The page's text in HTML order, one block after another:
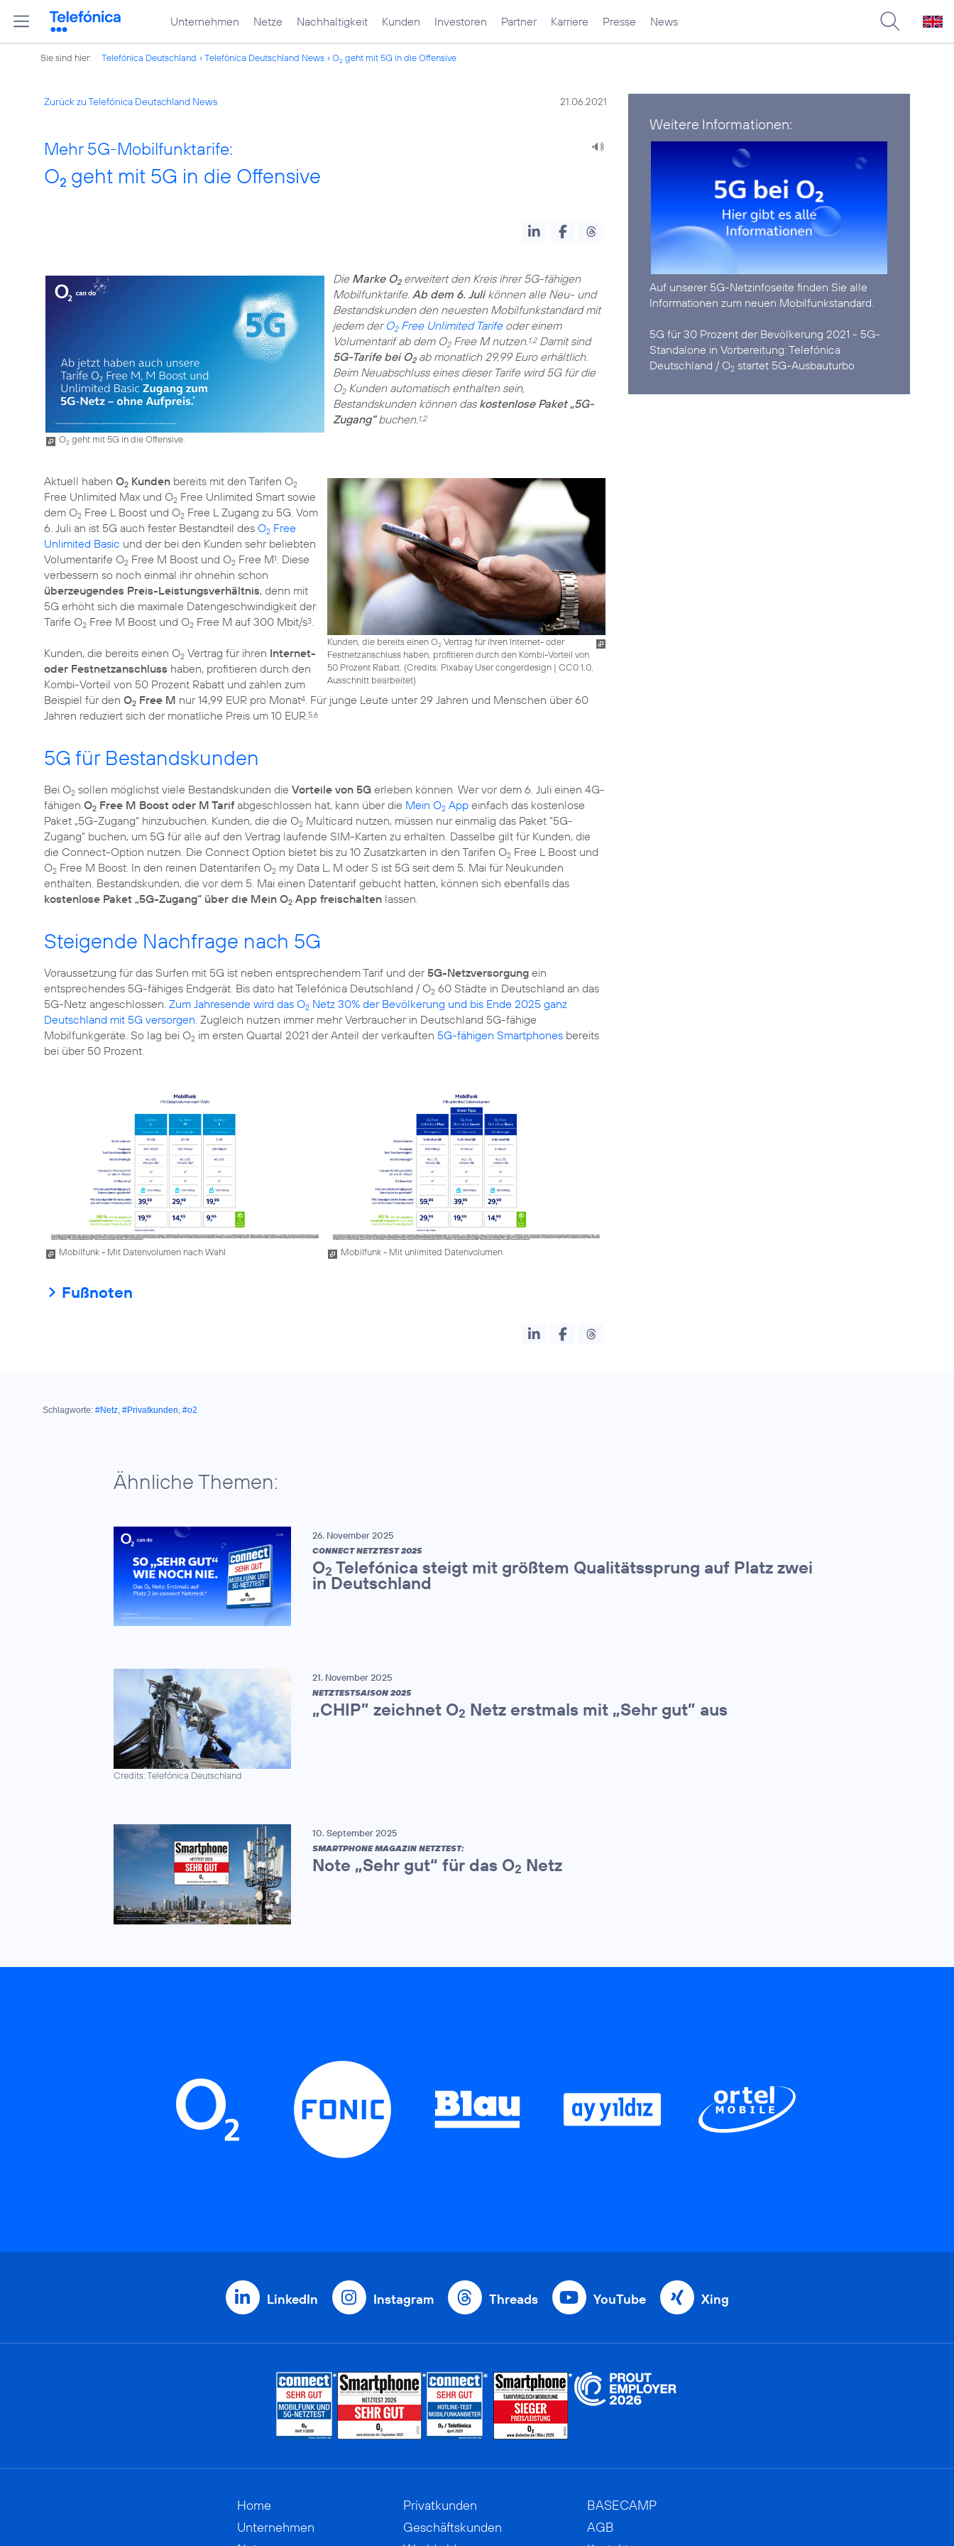
Unternehmen Netze Nachhaltigkeit Kunden Investoren Partner Karriere Presse News
Sie sind hier: Telefónica Deutschland Telefónica Deutschland News O2 geht mit 5G in die Offensive
Zurück zu Telefónica Deutschland News 21.06.2021
Mehr 5G-Mobilfunktarife:
O2 geht mit 5G in die Offensive
O2 geht mit 5G in die Offensive.
Die Marke O2erweitert den Kreis ihrer 5G-fähigen
Mobilfunktarife. Ab dem 6. Julikönnen alle Neu- und
Bestandskunden den neuesten Mobilfunkstandard mit
jedem der O2Free Unlimited Tarifeoder einem
Volumentarif ab dem O2Free M nutzen.1,2Damit sind
5G-Tarife bei O2ab monatlich 29,99 Euro erhältlich.
Beim Neuabschluss eines dieser Tarife wird 5G für die
O2Kunden automatisch enthalten sein,
Bestandskunden können das kostenlose Paket „5G-
Zugang“buchen.1,2
Kunden, die bereits einen O2Vertrag für ihren Internet- oder
Festnetzanschluss haben, profitieren durch den Kombi-Vorteil von
50 Prozent Rabatt. (Credits: Pixabay User congerdesign| CC0 1.0,
Ausschnitt bearbeitet)
Aktuell haben O2 Kunden bereits mit den Tarifen O2
Free Unlimited Max und O2 Free Unlimited Smart sowie
dem O2 Free L Boost und O2 Free L Zugang zu 5G. Vom
6. Juli an ist 5G auch fester Bestandteil des O2 Free
Unlimited Basic und der bei den Kunden sehr beliebten
Volumentarife O2 Free M Boost und O2 Free M1
. Diese
verbessern so noch einmal ihr ohnehin schon
überzeugendes Preis-Leistungsverhältnis, denn mit
5G erhöht sich die maximale Datengeschwindigkeit der
Tarife O2 Free M Boost und O2 Free M auf 300 Mbit/s3
Kunden, die bereits einen O2 Vertrag für ihren Internet-
oder Festnetzanschluss haben, profitieren durch den
Kombi-Vorteil von 50 Prozent Rabatt und zahlen zum
Beispiel für den O2 Free M nur 14,99 EUR pro Monat4 . Für junge Leute unter 29 Jahren und Menschen über 60
Jahren reduziert sich der monatliche Preis um 10 EUR. 5,6
5G für Bestandskunden
Bei O2 sollen möglichst viele Bestandskunden die Vorteile von 5G erleben können. Wer vor dem 6. Juli einen 4G-
fähigen O2 Free M Boost oder M Tarif abgeschlossen hat, kann über die Mein O2 App einfach das kostenlose
Paket „5G-Zugang“ hinzubuchen. Kunden, die die O2 Multicard nutzen, müssen nur einmalig das Paket “5G-
Zugang” buchen, um 5G für alle auf den Vertrag laufende SIM-Karten zu erhalten. Dasselbe gilt für Kunden, die
die Connect-Option nutzen. Die Connect Option bietet bis zu 10 Zusatzkarten in den Tarifen O2 Free L Boost und
O2 Free M Boost. In den reinen Datentarifen O2 my Data L, M oder S ist 5G seit dem 5. Mai für Neukunden
enthalten. Bestandskunden, die vor dem 5. Mai einen Datentarif gebucht hatten, können sich ebenfalls das
kostenlose Paket „5G-Zugang“ über die Mein O2 App freischalten lassen.
Steigende Nachfrage nach 5G
Voraussetzung für das Surfen mit 5G ist neben entsprechendem Tarif und der5G-Netzversorgung ein
entsprechendes 5G-fähiges Endgerät. Bis dato hat Telefónica Deutschland / O2 60 Städte in Deutschland an das
5G-Netz angeschlossen. Zum Jahresende wird das O2 Netz 30% der Bevölkerung und bis Ende 2025 ganz
Deutschland mit 5G versorgen. Zugleich nutzen immer mehr Verbraucher in Deutschland 5G-fähige
Mobilfunkgeräte. So lag bei O2 im ersten Quartal 2021 der Anteil der verkauften 5G-fähigen Smartphones bereits
Mobilfunk - Mit Datenvolumen nach Wahl Mobilfunk - Mit unlimited Datenvolumen
Fußnoten
Weitere Informationen:
Auf unserer 5G-Netzinfoseite finden Sie alle
Informationen zum neuen Mobilfunkstandard.
5G für 30 Prozent der Bevölkerung 2021 - 5G-
Standalone in Vorbereitung:Telefónica
Deutschland / O2 startet 5G-Ausbauturbo
Schlagworte: #Netz #Privatkunden #o2
Ähnliche Themen:
26. November 2025
CONNECT NETZTEST 2025
O2 Telefónica steigt mit größtem Qualitätssprung auf Platz zwei
in Deutschland
Credits: Telefónica Deutschland
21. November 2025
NETZTESTSAISON 2025
„CHIP” zeichnet O2 Netz erstmals mit „Sehr gut” aus
10. September 2025
SMARTPHONE MAGAZIN NETZTEST:
Note „Sehr gut“ für das O2 Netz
LinkedIn Instagram Threads YouTube Xing
Home
Unternehmen
Privatkunden
Geschäftskunden
BASECAMP
AGB